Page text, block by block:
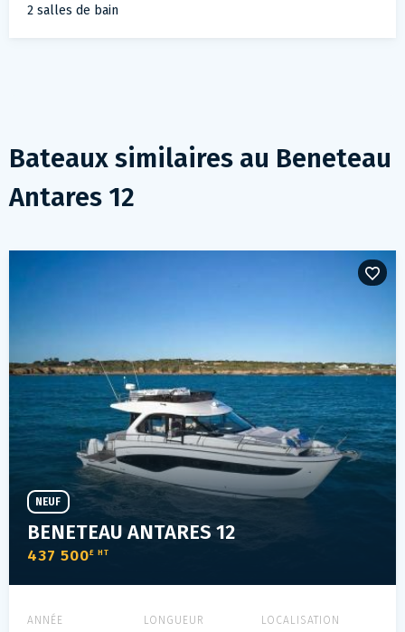
2 salles de bain
Bateaux similaires au Beneteau
Antares 12
BENETEAU ANTARES 12
437 500£ HT
NEUF
ANNÉE LONGUEUR LOCALISATION